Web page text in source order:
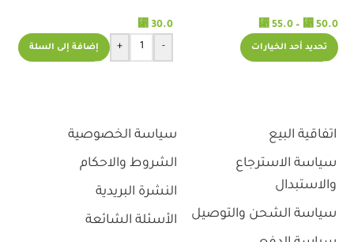
⃁ 50.0
–
⃁ 55.0
تحديد أحد الخيارات
⃁ 30.0
-
+ إضافة إلى السلة
اتفاقية البيع
سياسة الاسترجاع
والاستبدال
سياسة الشحن والتوصيل
سياسة الخصوصية
الشروط والاحكام
النشرة البريدية
الأسئلة الشائعة